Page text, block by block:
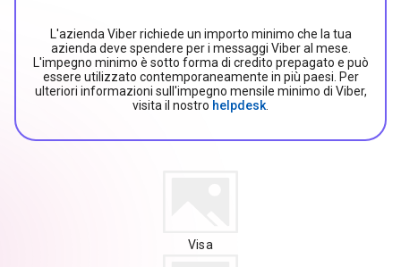
L'azienda Viber richiede un importo minimo che la tua
azienda deve spendere per i messaggi Viber al mese.
L'impegno minimo è sotto forma di credito prepagato e può
essere utilizzato contemporaneamente in più paesi. Per
ulteriori informazioni sull'impegno mensile minimo di Viber,
visita il nostro helpdesk
Visa